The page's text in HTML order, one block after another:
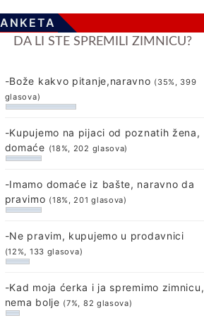
ANKETA
DA LI STE SPREMILI ZIMNICU?
-Bože kakvo pitanje,naravno (35%, 399
glasova)
-Kupujemo na pijaci od poznatih žena,
domaće (18%, 202 glasova)
-Imamo domaće iz bašte, naravno da
pravimo (18%, 201 glasova)
-Ne pravim, kupujemo u prodavnici
(12%, 133 glasova)
-Kad moja ćerka i ja spremimo zimnicu,
nema bolje (7%, 82 glasova)